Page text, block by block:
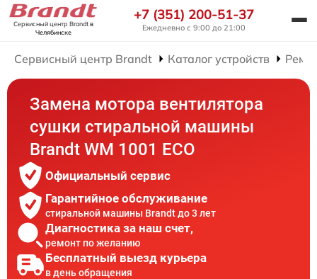
Сервисный центр Brandtв
Челябинске
+7 (351) 200-51-37
Ежедневно с 9:00 до 21:00
Сервисный центр Brandt Каталог устройств
Замена мотора вентилятора
сушки стиральной машины
Brandt WM 1001 ECO
Официальный сервис
Гарантийное обслуживание
стиральной машины Brandt до 3 лет
Диагностика за наш счет,
ремонт по желанию
Бесплатный выезд курьера
в день обращения